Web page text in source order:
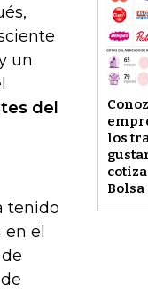
los
Bolsa
un
del
tenido
el